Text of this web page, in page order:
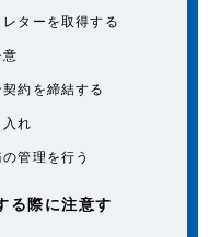
ターを取得する
約を締結する
れ
管理を行う
る際に注意す